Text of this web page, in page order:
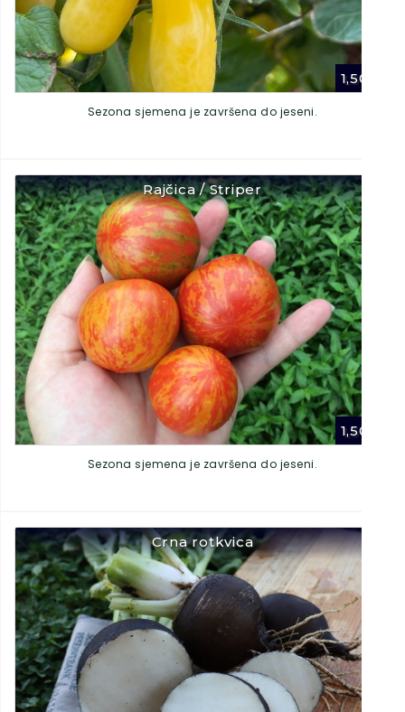
1,50
Sezona sjemena je završena do jeseni.
Rajčica / Striper
1,50
Sezona sjemena je završena do jeseni.
Crna rotkvica